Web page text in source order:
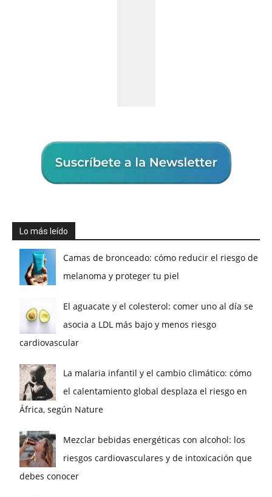
Lo más leído
Camas de bronceado: cómo reducir el riesgo de
melanoma y proteger tu piel
El aguacate y el colesterol: comer uno al día se
asocia a LDL más bajo y menos riesgo
cardiovascular
La malaria infantil y el cambio climático: cómo
el calentamiento global desplaza el riesgo en
África, según Nature
Mezclar bebidas energéticas con alcohol: los
riesgos cardiovasculares y de intoxicación que
debes conocer